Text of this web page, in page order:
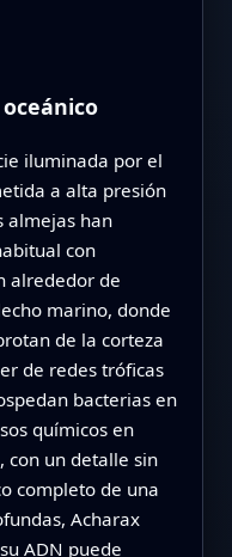
iluminada por el
a alta presión
almejas han
con
alrededor de
marino, donde
de la corteza
de redes tróficas
bacterias en
químicos en
con un detalle sin
completo de una
Acharax
ADN puede